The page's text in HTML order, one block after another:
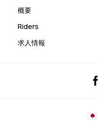
概要
Riders
求人情報